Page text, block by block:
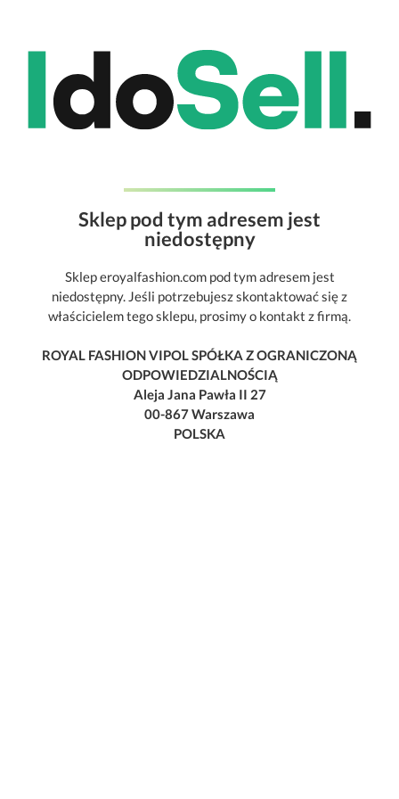
Sklep pod tym adresem jest
niedostępny
Sklep eroyalfashion.com pod tym adresem jest
niedostępny. Jeśli potrzebujesz skontaktować się z
właścicielem tego sklepu, prosimy o kontakt z firmą.
ROYAL FASHION VIPOL SPÓŁKA Z OGRANICZONĄ
ODPOWIEDZIALNOŚCIĄ
Aleja Jana Pawła II 27
00-867 Warszawa
POLSKA